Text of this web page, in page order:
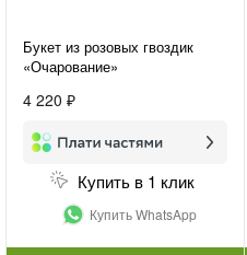
Букет из розовых гвоздик
«Очарование»
4 220 ₽
Купить в 1 клик
Купить WhatsApp